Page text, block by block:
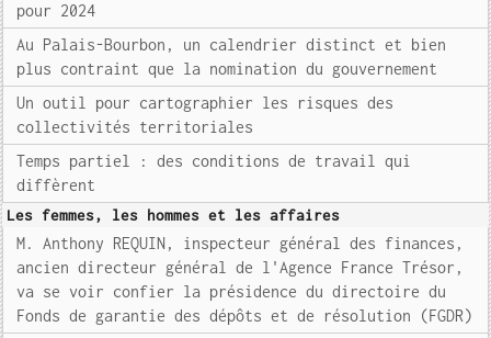
pour 2024
Au Palais-Bourbon, un calendrier distinct et bien
plus contraint que la nomination du gouvernement
Un outil pour cartographier les risques des
collectivités territoriales
Temps partiel : des conditions de travail qui
diffèrent
Les femmes, les hommes et les affaires
M. Anthony REQUIN, inspecteur général des finances,
ancien directeur général de l'Agence France Trésor,
va se voir confier la présidence du directoire du
Fonds de garantie des dépôts et de résolution (FGDR)